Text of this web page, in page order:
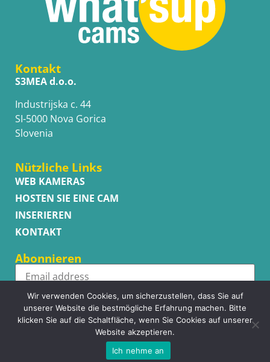
Kontakt
S3MEA d.o.o.
Industrijska c. 44
SI-5000 Nova Gorica
Slovenia
Nützliche Links
WEB KAMERAS
HOSTEN SIE EINE CAM
INSERIEREN
KONTAKT
Abonnieren
Subscribe
Copyright © WhatsupCams 2016 - 2026. All right reserved.
Wir verwenden Cookies, um sicherzustellen, dass Sie auf
unserer Website die bestmögliche Erfahrung machen. Bitte
klicken Sie auf die Schaltfläche, wenn Sie Cookies auf unserer
Website akzeptieren.
Ich nehme an